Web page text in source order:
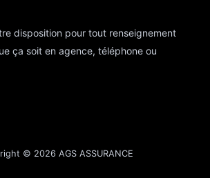
disposition pour tout renseignement
ça soit en agence, téléphone ou
© 2026 AGS ASSURANCE